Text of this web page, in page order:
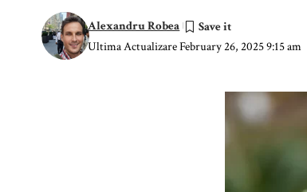
Ultima Actualizare February 26, 2025 9:15 am
Alexandru Robea